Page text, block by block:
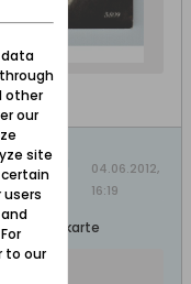
Kahlberg
04.06.2012,
16:19
Ansichtskarte
data
other
our
site
to our